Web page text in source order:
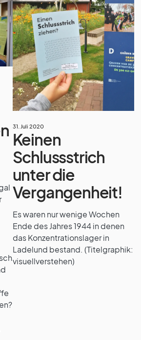
31. Juli 2020
Keinen
Schlussstrich
unter die
Vergangenheit!
Es waren nur wenige Wochen
Ende des Jahres 1944 in denen
das Konzentrationslager in
Ladelund bestand. (Titelgraphik:
visuellverstehen)